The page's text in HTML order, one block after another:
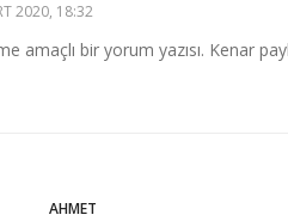
2020, 18:32
amaçlı bir yorum yazısı. Kenar
AHMET